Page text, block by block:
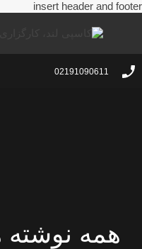
insert header and footer
02191090611
همه